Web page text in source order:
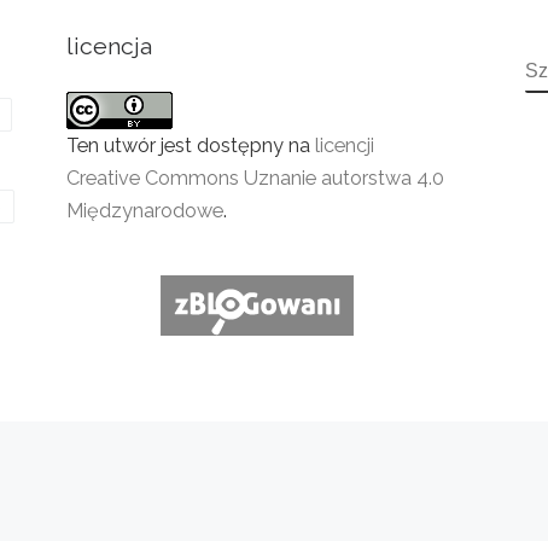
licencja
Ten utwór jest dostępny na licencji
Creative Commons Uznanie autorstwa 4.0
Międzynarodowe.